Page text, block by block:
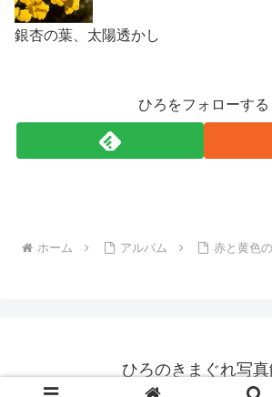
銀杏の葉、太陽透かし
ひろをフォローする
ホーム アルバム 赤と黄色
ひろのきまぐれ写